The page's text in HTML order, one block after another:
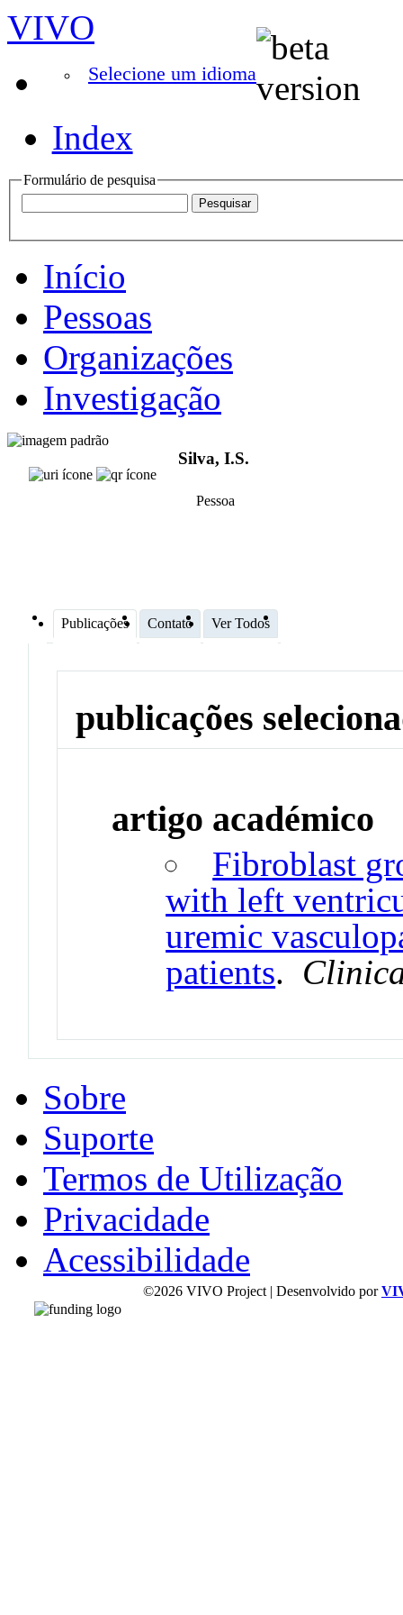
VIVO
Selecione um idioma
Index
Formulário de pesquisa
Início
Pessoas
Organizações
Investigação
Silva, I.S.
Pessoa
Publicações Contato Ver Todos
publicações
artigo académico
Fibroblast
with left
uremic
patients.
Sobre
Suporte
Termos de Utilização
Privacidade
Acessibilidade
©2026 VIVO Project | Desenvolvido por